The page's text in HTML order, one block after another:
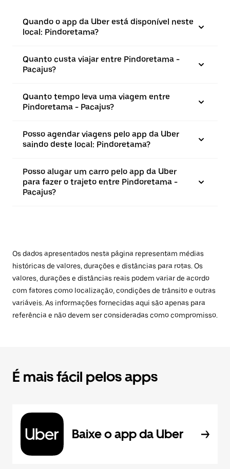
Quando o app da Uber está disponível neste
local: Pindoretama?
Quanto custa viajar entre Pindoretama -
Pacajus?
Quanto tempo leva uma viagem entre
Pindoretama - Pacajus?
Posso agendar viagens pelo app da Uber
saindo deste local: Pindoretama?
Posso alugar um carro pelo app da Uber
para fazer o trajeto entre Pindoretama -
Pacajus?
Os dados apresentados nesta página representam médias
históricas de valores, durações e distâncias para rotas. Os
valores, durações e distâncias reais podem variar de acordo
com fatores como localização, condições de trânsito e outras
variáveis. As informações fornecidas aqui são apenas para
referência e não devem ser consideradas como compromisso.
É mais fácil pelos apps
Baixe o app da Uber